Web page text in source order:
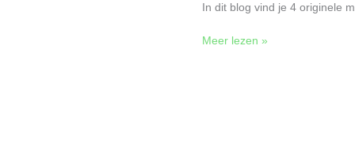
In dit blog vind je 4 originele
Meer lezen »